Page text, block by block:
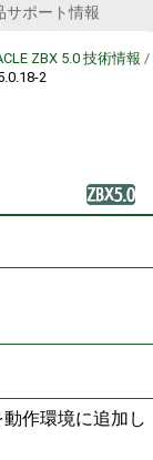
サポート情報
ZBX 5.0 技術情報 /
2
作環境に追加し